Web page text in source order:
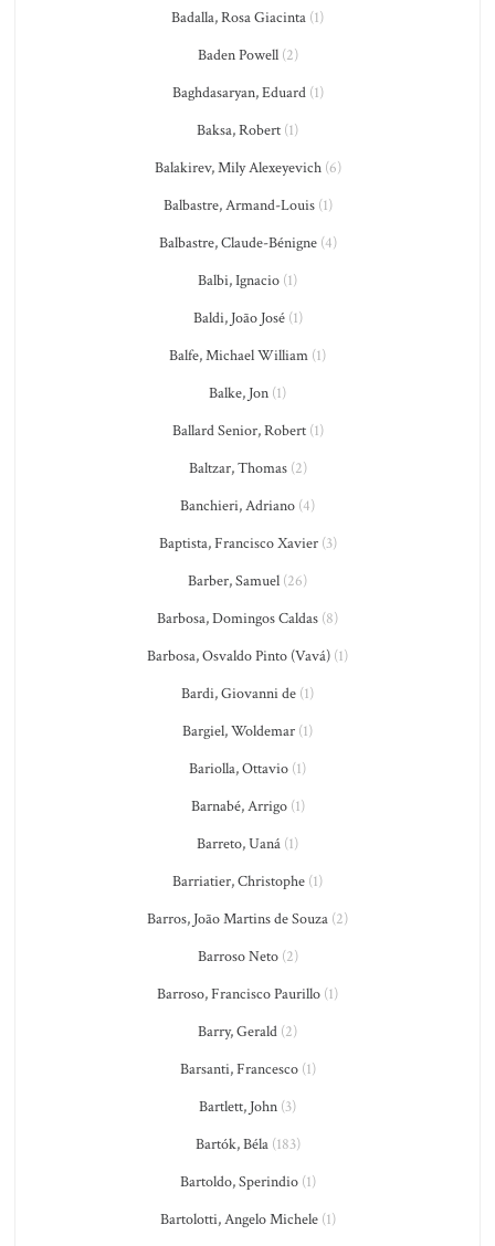
Badalla, Rosa Giacinta (1)
Baden Powell(2)
Baghdasaryan, Eduard(1)
Baksa, Robert (1)
Balakirev, Mily Alexeyevich(6)
Balbastre, Armand-Louis(1)
Balbastre, Claude-Bénigne(4)
Balbi, Ignacio (1)
Baldi, João José(1)
Balfe, Michael William (1)
Balke, Jon (1)
Ballard Senior, Robert(1)
Baltzar, Thomas(2)
Banchieri, Adriano (4)
Baptista, Francisco Xavier(3)
Barber, Samuel (26)
Barbosa, Domingos Caldas (8)
Barbosa, Osvaldo Pinto (Vavá) (1)
Bardi, Giovanni de (1)
Bargiel, Woldemar (1)
Bariolla, Ottavio (1)
Barnabé, Arrigo(1)
Barreto, Uaná (1)
Barriatier, Christophe (1)
Barros, João Martins de Souza (2)
Barroso Neto(2)
Barroso, Francisco Paurillo (1)
Barry, Gerald (2)
Barsanti, Francesco(1)
Bartlett, John (3)
Bartók, Béla(183)
Bartoldo, Sperindio(1)
Bartolotti, Angelo Michele(1)